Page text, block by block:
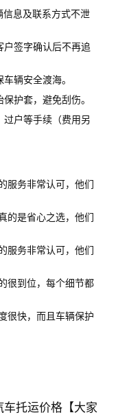
息及联系方式不泄
签字确认后不再追
辆安全渡海。
护套，避免刮伤。
户等手续（费用另
服务非常认可，他们
的是省心之选，他们
服务非常认可，他们
很到位，每个细节都
很快，而且车辆保护
车托运价格【大家